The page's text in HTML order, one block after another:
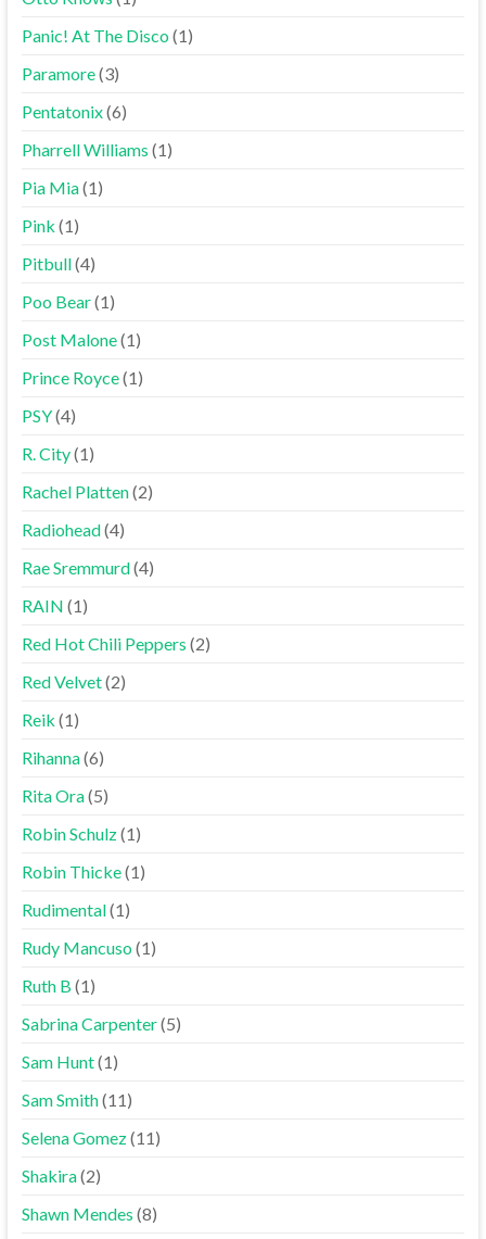
Panic! At The Disco(1)
Paramore(3)
Pentatonix(6)
Pharrell Williams (1)
Pia Mia(1)
Pink (1)
Pitbull(4)
Poo Bear(1)
Post Malone(1)
Prince Royce(1)
PSY(4)
R. City(1)
Rachel Platten(2)
Radiohead(4)
Rae Sremmurd(4)
RAIN (1)
Red Hot Chili Peppers (2)
Red Velvet(2)
Reik (1)
Rihanna(6)
Rita Ora(5)
Robin Schulz(1)
Robin Thicke(1)
Rudimental(1)
Rudy Mancuso(1)
Ruth B (1)
Sabrina Carpenter(5)
Sam Hunt(1)
Sam Smith(11)
Selena Gomez(11)
Shakira(2)
Shawn Mendes (8)